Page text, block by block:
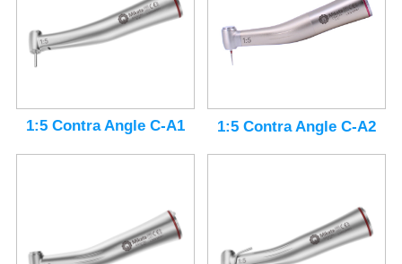
1:5 Contra Angle C-A1 1:5 Contra Angle C-A2